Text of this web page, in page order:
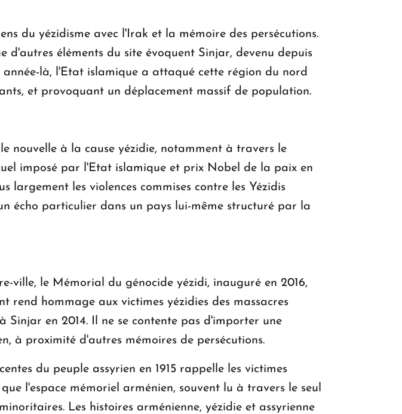
du yézidisme avec l'Irak et la mémoire des persécutions.
d'autres éléments du site évoquent Sinjar, devenu depuis
là, l'Etat islamique a attaqué cette région du nord
et provoquant un déplacement massif de population.
nouvelle à la cause yézidie, notamment à travers le
imposé par l'Etat islamique et prix Nobel de la paix en
les violences commises contre les Yézidis
écho particulier dans un pays lui-même structuré par la
ville, le Mémorial du génocide yézidi, inauguré en 2016,
rend hommage aux victimes yézidies des massacres
en 2014. Il ne se contente pas d'importer une
à proximité d'autres mémoires de persécutions.
du peuple assyrien en 1915 rappelle les victimes
l'espace mémoriel arménien, souvent lu à travers le seul
Les histoires arménienne, yézidie et assyrienne